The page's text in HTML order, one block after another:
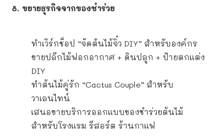
8. ขยายธุรกิจจากของชำร่วย
ทำเวิร์กช็อป “จัดต้นไม้จิ๋ว DIY” สำหรับองค์กร
ขายปลีกไม้ฟอกอากาศ + ดินปลูก + ป้ายตกแต่ง
DIY
ทำต้นไม้คู่รัก “Cactus Couple” สำหรับ
วาเลนไทน์
เสนอขายบริการออกแบบของชำร่วยต้นไม้
สำหรับโรงแรม รีสอร์ต ร้านกาแฟ